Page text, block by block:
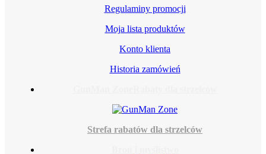
Regulaminy promocji
Moja lista produktów
Konto klienta
Historia zamówień
Strefa rabatów dla strzelców